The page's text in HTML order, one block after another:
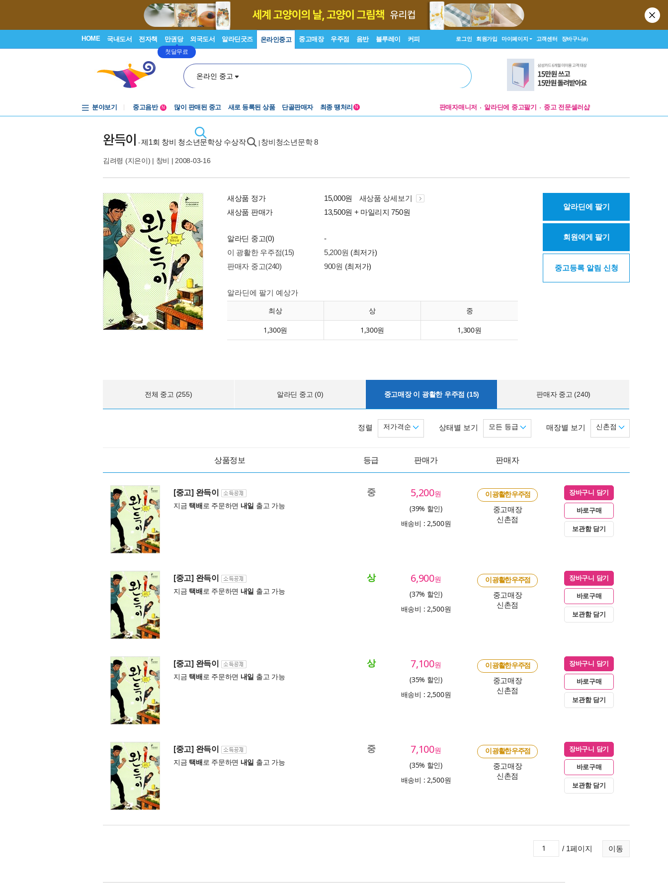
HOME 국내도서 전자책 만권당
첫달무료
외국도서 알라딘굿즈 온라인중고 중고매장 우주점 음반 블루레이 커피 로그인 회원가입 마이페이지 고객센터 장바구니(0)
온라인 중고
분야보기
중고음반
중고음반
N 많이 판매된 중고 새로 등록된 상품 단골판매자 최종 땡처리 N 판매자매니저 알라딘에 중고팔기 중고 전문셀러샵
완득이 -제1회 창비 청소년문학상 수상작 창비청소년문학 8
김려령 (지은이) | 창비 | 2008-03-16
새상품 정가 15,000원
새상품 상세보기
새상품 판매가
13,500원 + 마일리지 750원
알라딘 중고(0)
-
이 광활한 우주점(15)
5,200원 (최저가)
판매자 중고(240)
900원 (최저가)
알라딘에 팔기 예상가
최상 상 중
1,300원 1,300원 1,300원
알라딘에 팔기
회원에게 팔기
중고등록 알림 신청
전체 중고 (255) 알라딘 중고 (0) 중고매장 이 광활한 우주점 (15) 판매자 중고 (240)
매장별 보기 신촌점
상태별 보기 모든 등급
정렬 저가격순
상품정보 등급 판매가 판매자
[중고] 완득이
지금 택배로 주문하면 내일 출고 가능
중 5,200원
(39% 할인)
배송비 : 2,500원
이 광활한 우주점
중고매장
신촌점
장바구니 담기
바로구매
보관함 담기
[중고] 완득이
지금 택배로 주문하면 내일 출고 가능
상 6,900원
(37% 할인)
배송비 : 2,500원
이 광활한 우주점
중고매장
신촌점
장바구니 담기
바로구매
보관함 담기
[중고] 완득이
지금 택배로 주문하면 내일 출고 가능
상 7,100원
(35% 할인)
배송비 : 2,500원
이 광활한 우주점
중고매장
신촌점
장바구니 담기
바로구매
보관함 담기
[중고] 완득이
지금 택배로 주문하면 내일 출고 가능
중 7,100원
(35% 할인)
배송비 : 2,500원
이 광활한 우주점
중고매장
신촌점
장바구니 담기
바로구매
보관함 담기
이동
/ 1페이지